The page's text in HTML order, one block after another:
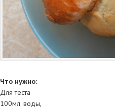
Что нужно:
Для теста
100мл. воды,